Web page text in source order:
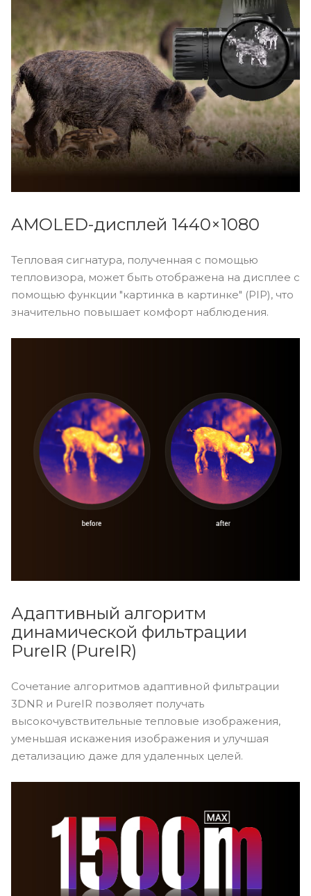
AMOLED-дисплей 1440×1080
Тепловая сигнатура, полученная с помощью
тепловизора, может быть отображена на дисплее с
помощью функции "картинка в картинке" (PIP), что
значительно повышает комфорт наблюдения.
Адаптивный алгоритм
динамической фильтрации
PureIR (PureIR)
Сочетание алгоритмов адаптивной фильтрации
3DNR и PureIR позволяет получать
высокочувствительные тепловые изображения,
уменьшая искажения изображения и улучшая
детализацию даже для удаленных целей.